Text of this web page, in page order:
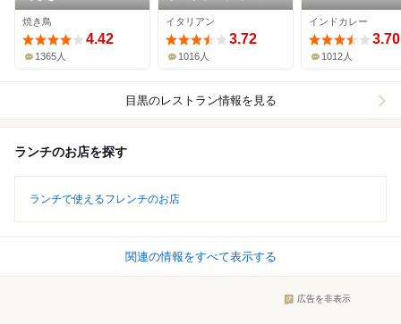
焼き鳥
4.42
1365人
ルベロ
イタリアン
3.72
1016人
KERAKU
インドカレー
3.70
1012人
目黒のレストラン情報を見る
ランチのお店を探す
ランチで使えるフレンチのお店
関連の情報をすべて表示する
広告を非表示